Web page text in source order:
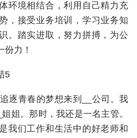
环境相结合，利用自己精力充
，接受业务培训，学习业务知
。踏实进取，努力拼搏，为公
力！
5
逐青春的梦想来到__公司。我
姐。那时，我还是一名主管。
我们工作和生活中的好老师和